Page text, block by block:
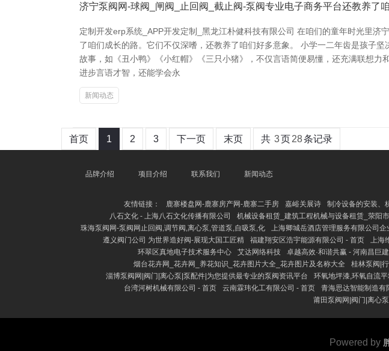
济宁泵阀网-球阀_闸阀_止回阀_截止阀-泵阀专业电子商务平台还教养了
定制开发erp系统_APP开发定制_黑龙江朴健科技有限公司 在咱们的童年时光里
了咱们成长的路。它们不仅深嗜，还教养了咱们好多意象。 小学一二年齿是孩子
故事，如《丑小鸭》《小红帽》《三只小猪》，不仅言语简便易懂，还充满联想
进步言语才智，还能学会永
新闻动态
首页 1 2 3 下一页 末页 共 3页28条记录
品牌介绍 项目介绍 联系我们 新闻动态
友情链接： 鹿寨楼盘网-鹿寨房产网-鹿寨二手房 嘉峪关展诗 制冷设备的安装、
八石文化 - 上海八石文化传播有限公司
机械设备租赁_建筑工程机械与设备租赁_荥阳
珠海泵阀网-泵阀网止回阀,调节阀,离心泵,管道泵,自吸泵,化
上海卿城岳酒店管理服务有限公司企
遵义阀门公司 为世界造好阀-展现大国工匠精
福建翔安区浩宇能源有限公司 - 首页 上海
环翠区真地电子技术服务中心
艾达网络科技 卓越高效·和谐共赢 - 河南昌巨
烟台花卉网_花卉网_养花知识_花卉图片大全_花卉图片及名称大全
桂林泵阀|
淄博泵阀网|阀门|离心泵|泵配件|为您提供最专业的泵阀资讯平台
环氧地坪漆,环氧自流
台湾河树机械有限公司 - 首页
云南霖玮化工有限公司 - 首页 青海思达智能制造有
莆田泵阀网|阀门|离心
Powered by